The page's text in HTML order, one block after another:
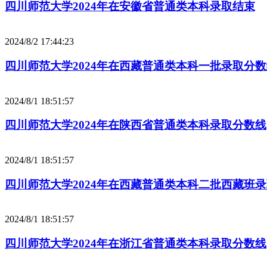
四川师范大学2024年在安徽省普通类本科录取结束
2024/8/2 17:44:23
四川师范大学2024年在西藏普通类本科一批录取分
2024/8/1 18:51:57
四川师范大学2024年在陕西省普通类本科录取分数线
2024/8/1 18:51:57
四川师范大学2024年在西藏普通类本科二批西藏班
2024/8/1 18:51:57
四川师范大学2024年在浙江省普通类本科录取分数线